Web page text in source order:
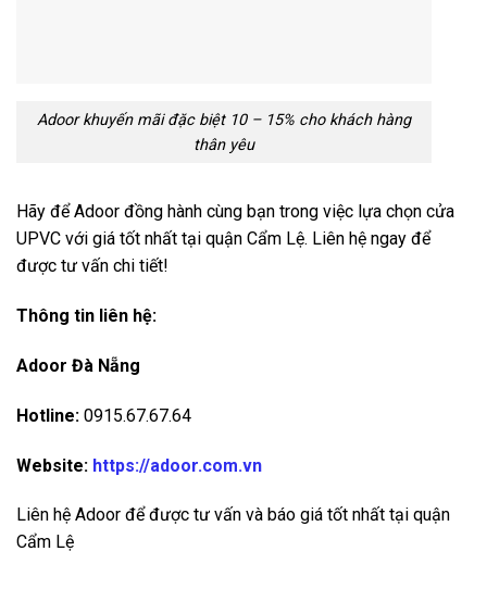
Adoor khuyến mãi đặc biệt 10 – 15% cho khách hàng
thân yêu
Hãy để Adoor đồng hành cùng bạn trong việc lựa chọn cửa
UPVC với giá tốt nhất tại quận Cẩm Lệ. Liên hệ ngay để
được tư vấn chi tiết!
Thông tin liên hệ:
Adoor Đà Nẵng
Hotline: 0915.67.67.64
Website: https://adoor.com.vn
Liên hệ Adoor để được tư vấn và báo giá tốt nhất tại quận
Cẩm Lệ